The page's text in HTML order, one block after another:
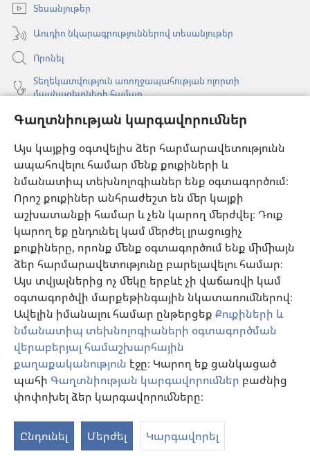
Գաղտնիության կարգավորումներ
Այս կայքից օգտվելիս ձեր հարմարավետությունն
ապահովելու համար մենք քուքիների և
նմանատիպ տեխնոլոգիաներ ենք օգտագործում։
Որոշ քուքիներ անհրաժեշտ են մեր կայքի
աշխատանքի համար և չեն կարող մերժվել։ Դուք
կարող եք ընդունել կամ մերժել լրացուցիչ
քուքիները, որոնք մենք օգտագործում ենք միմիայն
ձեր հարմարավետությունը բարելավելու համար։
Այս տվյալներից ոչ մեկը երբևէ չի վաճառվի կամ
օգտագործվի մարքեթինգային նկատառումներով։
Ավելին իմանալու համար ընթերցեք Քուքիների և
նմանատիպ տեխնոլոգիաների օգտագործման
վերաբերյալ համաշխարհային
քաղաքականություն էջը։ Կարող եք ցանկացած
պահի Գաղտնիության կարգավորումներ բաժնից
փոփոխել ձեր կարգավորումները։
Ընդունել Մերժել Կարգավորել
Տեսանյութեր
Աուդիո նկարագրություններով տեսանյութեր
Որոնել
Տեղեկատվություն առողջապահության ոլորտի
մասնագետների համար
Գլոբալ հաղորդակցություն
Օգնություն
Նվիրատվություններ
(բացվում
է
նոր
պատուհան)
Դիտարանի ՕՆԼԱՅՆ ԳՐԱԴԱՐԱՆ
(բացվում
է
նոր
պատուհան)
JW Hub
(բացվում
է
նոր
պատուհան)
JW Library® հավելված
Watchtower Library
Copyright © 2026 Watch Tower Bible and Tract Society of Pennsylvania.
ՕԳՏԱԳՈՐԾՄԱՆ ՊԱՅՄԱՆՆԵՐ |
ՔԱՂԱՔԱԿԱՆՈՒԹՅՈՒՆ|ԳԱՂՏՆԻՈՒԹՅԱՆ ԿԱՐԳԱՎՈՐՈՒՄՆԵՐ